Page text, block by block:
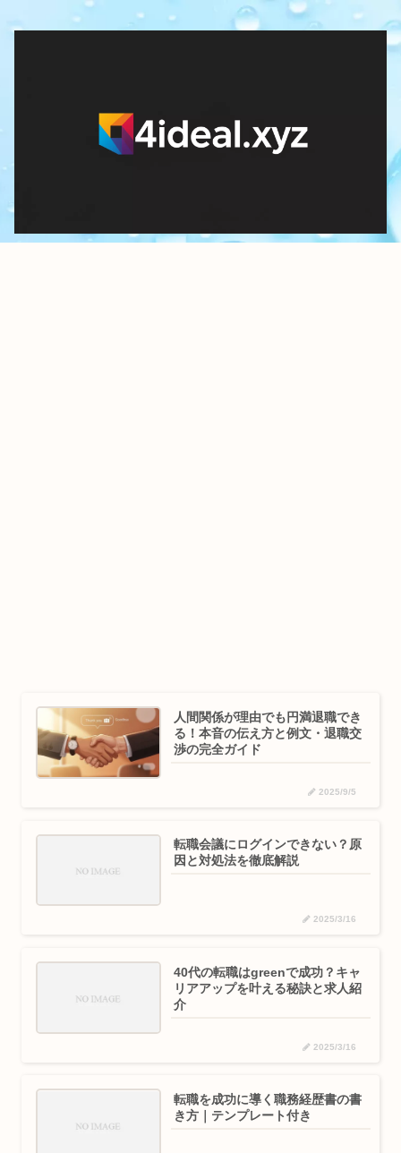
人間関係が理由でも円満退職でき
る！本音の伝え方と例文・退職交
渉の完全ガイド
2025/9/5
転職会議にログインできない？原
因と対処法を徹底解説
2025/3/16
40代の転職はgreenで成功？キャ
リアアップを叶える秘訣と求人紹
介
2025/3/16
転職を成功に導く職務経歴書の書
き方｜テンプレート付き